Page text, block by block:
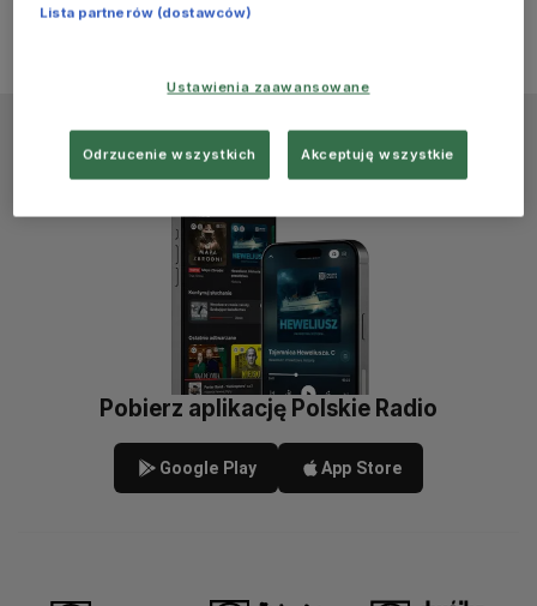
Pobierz aplikację Polskie Radio
Google Play App Store
Lista partnerów (dostawców)
Ustawienia zaawansowane
Odrzucenie wszystkich Akceptuję wszystkie